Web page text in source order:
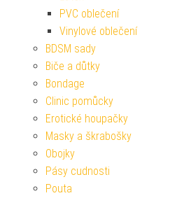
PVC oblečení
Vinylové oblečení
BDSM sady
Biče a důtky
Bondage
Clinic pomůcky
Erotické houpačky
Masky a škrabošky
Obojky
Pásy cudnosti
Pouta